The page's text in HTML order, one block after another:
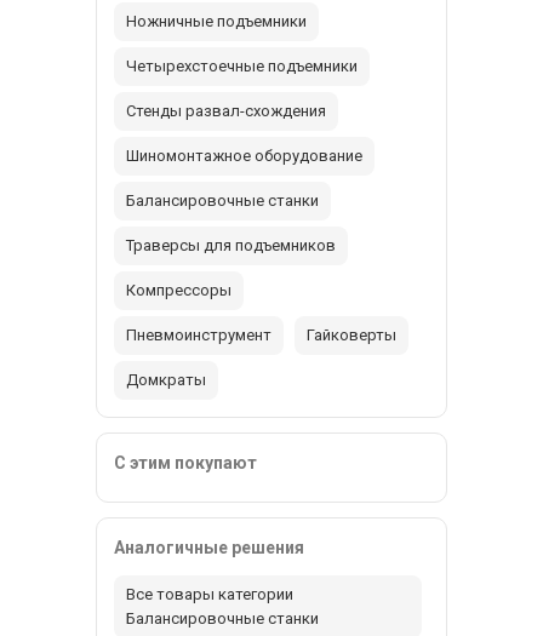
Ножничные подъемники
Четырехстоечные подъемники
Стенды развал-схождения
Шиномонтажное оборудование
Балансировочные станки
Траверсы для подъемников
Компрессоры
Пневмоинструмент Гайковерты
Домкраты
С этим покупают
Аналогичные решения
Все товары категории
Балансировочные станки